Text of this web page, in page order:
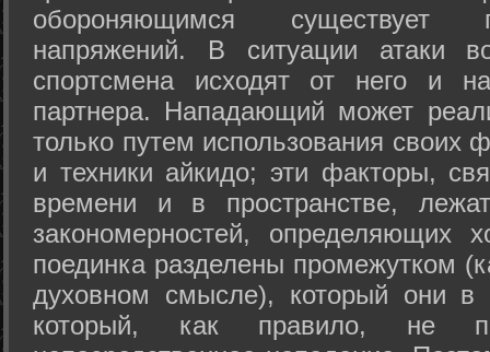
обороняющимся существует
напряжений. В ситуации атаки
спортсмена исходят от него и
партнера. Нападающий может
только путем использования своих
и техники айкидо; эти факторы,
времени и в пространстве,
закономерностей, определяющих
поединка разделены промежутком
духовном смысле), который они в
который, как правило, не